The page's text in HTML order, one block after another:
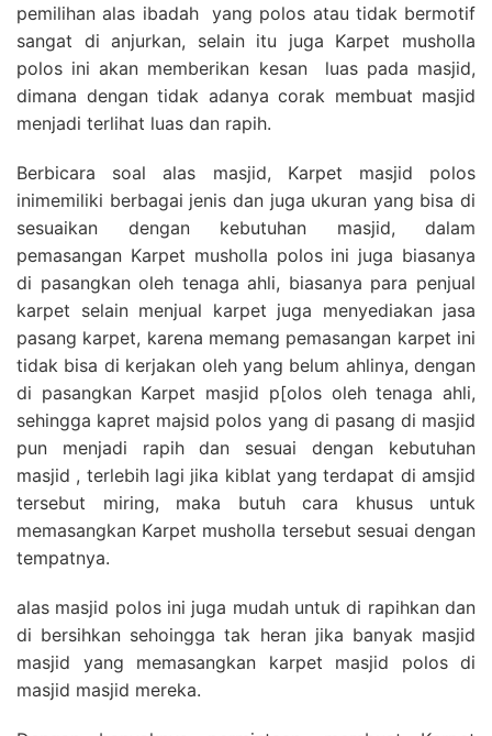
pemilihan alas ibadah yang polos atau tidak bermotif
sangat di anjurkan, selain itu juga Karpet musholla
polos ini akan memberikan kesan luas pada masjid,
dimana dengan tidak adanya corak membuat masjid
menjadi terlihat luas dan rapih.
Berbicara soal alas masjid, Karpet masjid polos
inimemiliki berbagai jenis dan juga ukuran yang bisa di
sesuaikan dengan kebutuhan masjid, dalam
pemasangan Karpet musholla polos ini juga biasanya
di pasangkan oleh tenaga ahli, biasanya para penjual
karpet selain menjual karpet juga menyediakan jasa
pasang karpet, karena memang pemasangan karpet ini
tidak bisa di kerjakan oleh yang belum ahlinya, dengan
di pasangkan Karpet masjid p[olos oleh tenaga ahli,
sehingga kapret majsid polos yang di pasang di masjid
pun menjadi rapih dan sesuai dengan kebutuhan
masjid , terlebih lagi jika kiblat yang terdapat di amsjid
tersebut miring, maka butuh cara khusus untuk
memasangkan Karpet musholla tersebut sesuai dengan
tempatnya.
alas masjid polos ini juga mudah untuk di rapihkan dan
di bersihkan sehoingga tak heran jika banyak masjid
masjid yang memasangkan karpet masjid polos di
masjid masjid mereka.